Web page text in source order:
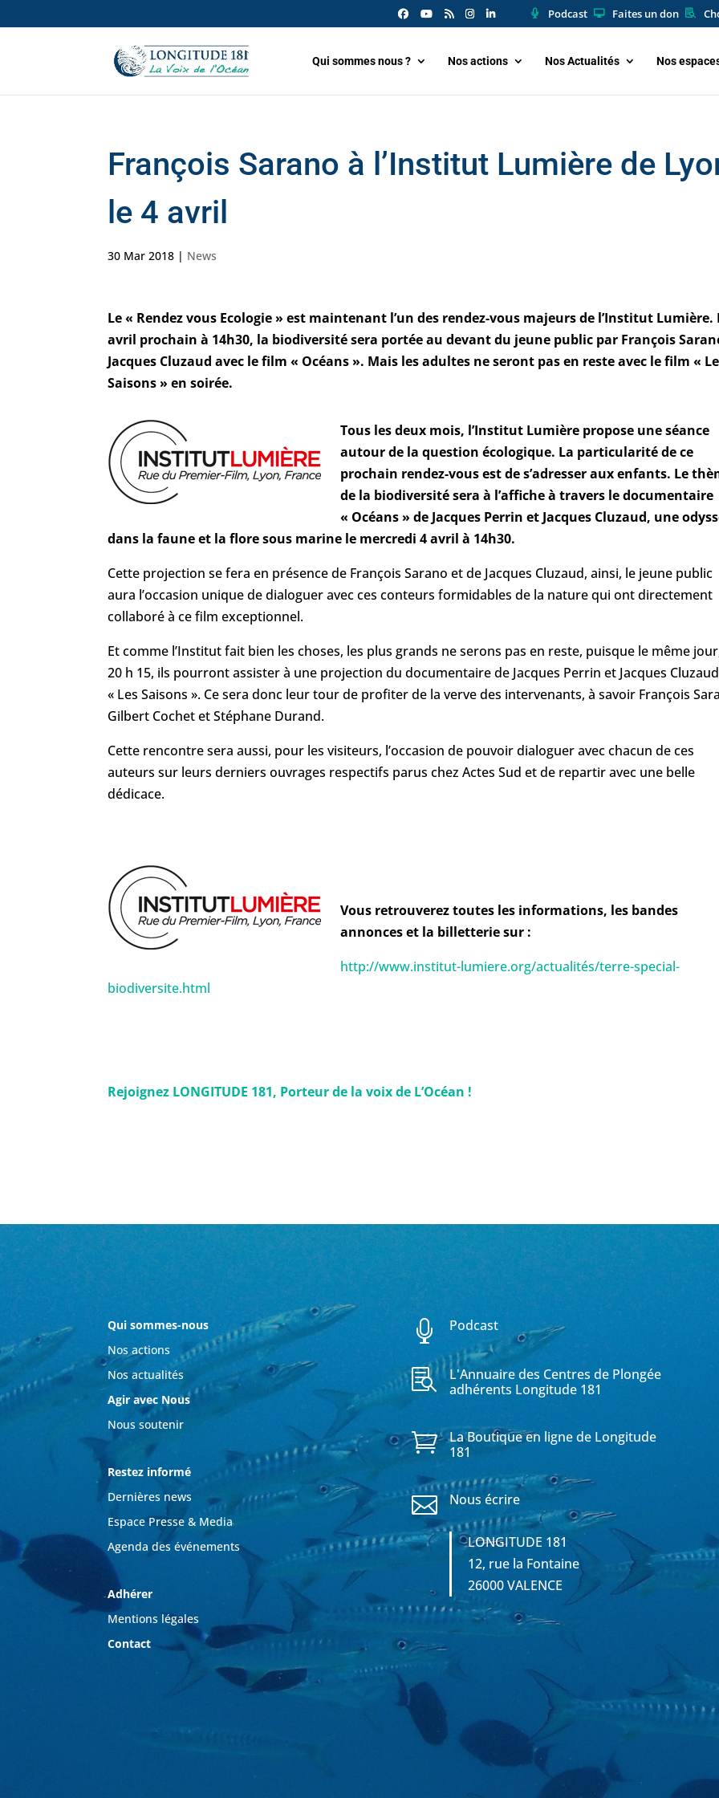
Podcast Faites un don
Qui sommes nous ? Nos actions Nos Actualités Nos
François Sarano à l’Institut Lumière de
le 4 avril
30 Mar 2018 | News
Le « Rendez vous Ecologie » est maintenant l’un des rendez-vous majeurs de l’Institut Lumière.
avril prochain à 14h30, la biodiversité sera portée au devant du jeune public par François
Jacques Cluzaud avec le film « Océans ». Mais les adultes ne seront pas en reste avec le film «
Saisons » en soirée.
Tous les deux mois, l’Institut Lumière propose une séance
autour de la question écologique. La particularité de ce
prochain rendez-vous est de s’adresser aux enfants. Le
de la biodiversité sera à l’affiche à travers le documentaire
« Océans » de Jacques Perrin et Jacques Cluzaud, une
dans la faune et la flore sous marine le mercredi 4 avril à 14h30.
Cette projection se fera en présence de François Sarano et de Jacques Cluzaud, ainsi, le jeune public
aura l’occasion unique de dialoguer avec ces conteurs formidables de la nature qui ont directement
collaboré à ce film exceptionnel.
Et comme l’Institut fait bien les choses, les plus grands ne serons pas en reste, puisque le même
20 h 15, ils pourront assister à une projection du documentaire de Jacques Perrin et Jacques
« Les Saisons ». Ce sera donc leur tour de profiter de la verve des intervenants, à savoir François
Gilbert Cochet et Stéphane Durand.
Cette rencontre sera aussi, pour les visiteurs, l’occasion de pouvoir dialoguer avec chacun de ces
auteurs sur leurs derniers ouvrages respectifs parus chez Actes Sud et de repartir avec une belle
dédicace.
Vous retrouverez toutes les informations, les bandes
annonces et la billetterie sur :
http://www.institut-lumiere.org/actualités/terre-special-
biodiversite.html
Rejoignez LONGITUDE 181, Porteur de la voix de L’Océan !
Qui sommes-nous
Nos actions
Nos actualités
Agir avec Nous
Nous soutenir
Restez informé
Dernières news
Espace Presse & Media
Agenda des événements
Adhérer
Mentions légales
Contact
 Podcast

L'Annuaire des Centres de Plongée
adhérents Longitude 181

La Boutique en ligne de Longitude
181
 Nous écrire
LONGITUDE 181
12, rue la Fontaine
26000 VALENCE